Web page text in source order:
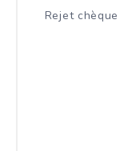
Rejet chèque